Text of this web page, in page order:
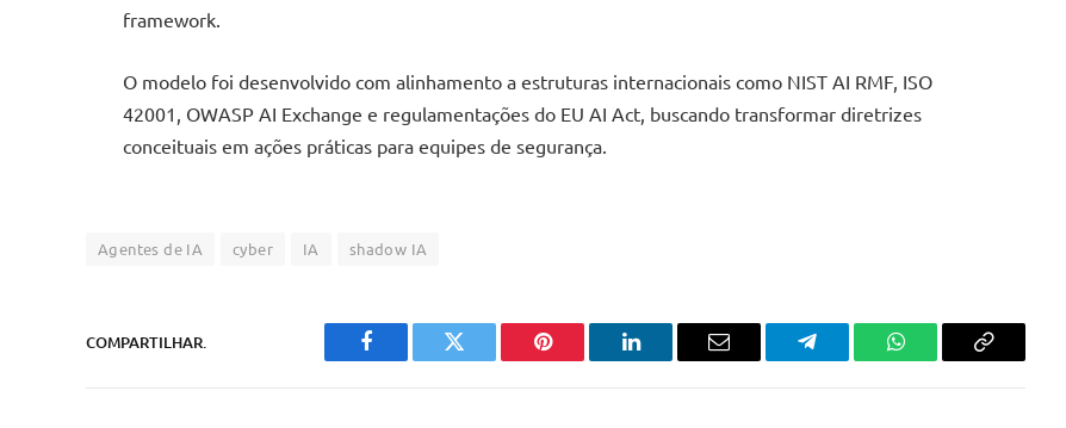
framework.
O modelo foi desenvolvido com alinhamento a estruturas internacionais como NIST AI RMF, ISO
42001, OWASP AI Exchange e regulamentações do EU AI Act, buscando transformar diretrizes
conceituais em ações práticas para equipes de segurança.
Agentes de IA cyber IA shadow IA
COMPARTILHAR.
Facebook Twitter Pinterest LinkedIn Email Telegram WhatsAppCopiar